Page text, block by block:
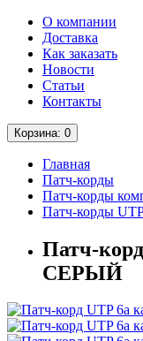
О компании
Доставка
Как заказать
Новости
Статьи
Контакты
Корзина: 0
Главная
Патч-корды
Патч-корды
Патч-корды UTP
Патч-
СЕРЫЙ